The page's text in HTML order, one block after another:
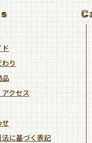
ド
り
品
クセス
に基づく表記